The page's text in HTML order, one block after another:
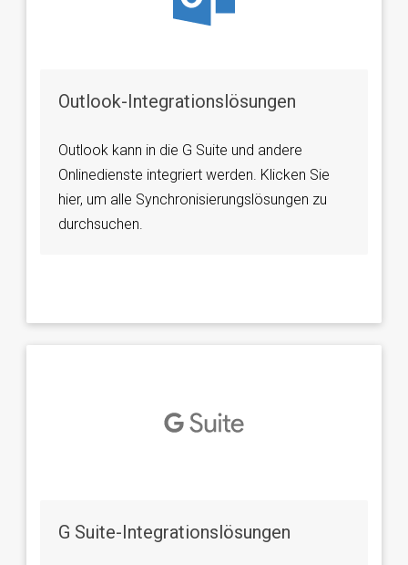
Outlook-Integrationslösungen
Outlook kann in die G Suite und andere
Onlinedienste integriert werden. Klicken Sie
hier, um alle Synchronisierungslösungen zu
durchsuchen.
G Suite-Integrationslösungen